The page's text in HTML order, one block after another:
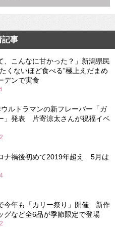
記事
、こんなに甘かった？」新潟県民
くないほど食べる”極上えだまめ
デンで実食
ルトラマンの新フレーバー「ガ
」発表 片寄涼太さんが祝福イベ
ナ禍後初めて2019年超え 5月は
今年も「カリー祭り」開催 新作
グなど全6品が季節限定で登場